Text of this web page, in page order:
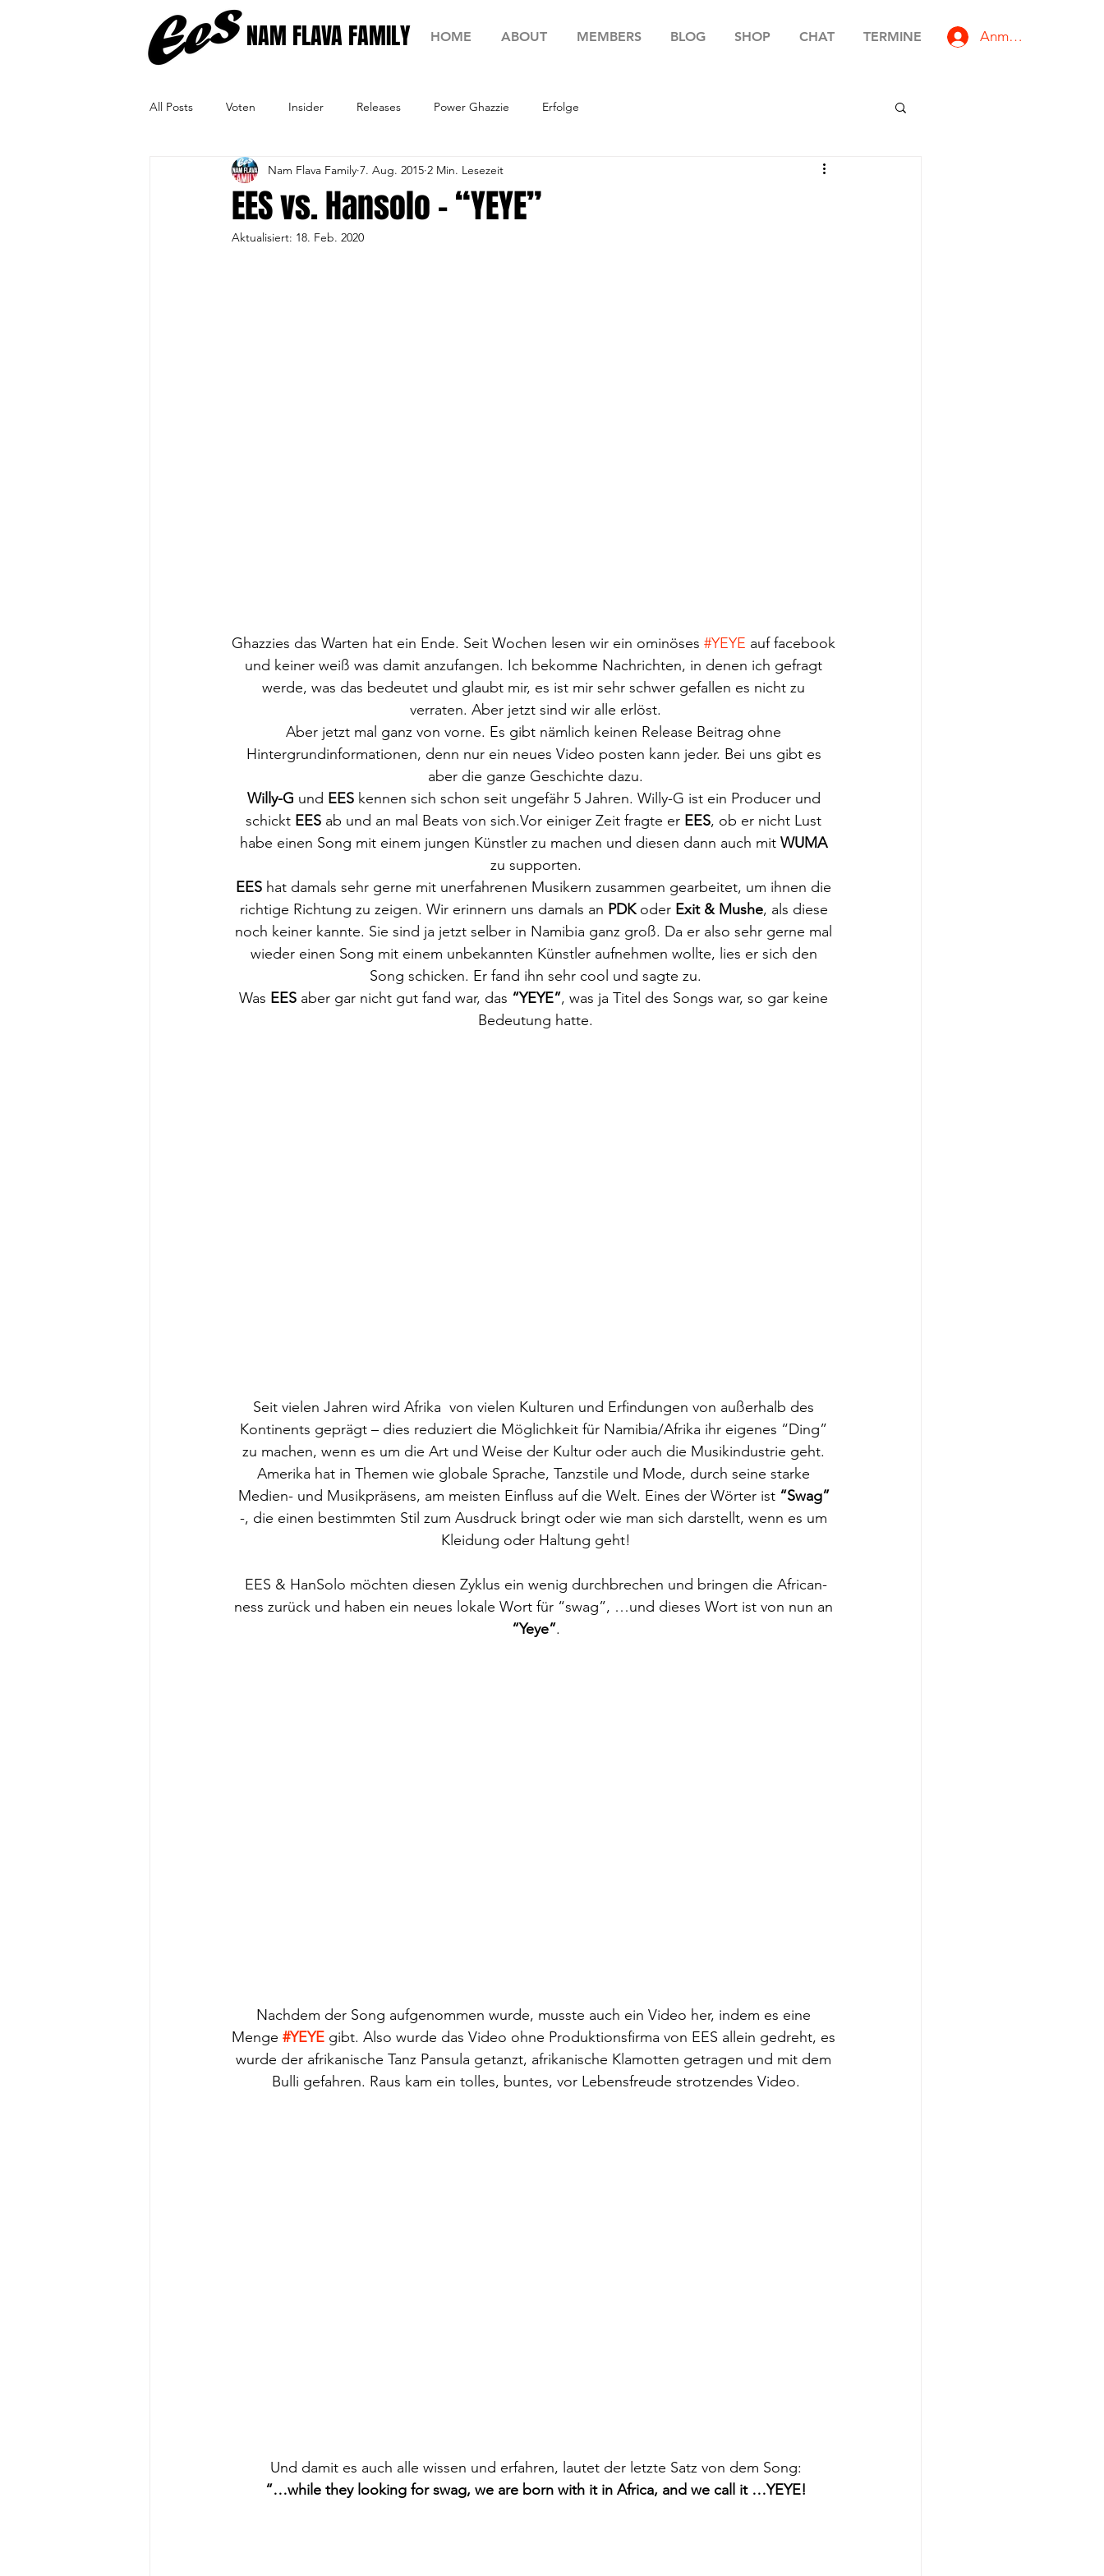
NAM FLAVA FAMILY HOME ABOUT MEMBERS BLOG SHOP CHAT TERMINE Anmelden
All Posts Voten Insider Releases Power Ghazzie Erfolge
EES vs. Hansolo – “YEYE”
Nam Flava Family 7. Aug. 2015 2 Min. Lesezeit
Aktualisiert: 18. Feb. 2020
Ghazzies das Warten hat ein Ende. Seit Wochen lesen wir ein ominöses #YEYE auf facebook
und keiner weiß was damit anzufangen. Ich bekomme Nachrichten, in denen ich gefragt
werde, was das bedeutet und glaubt mir, es ist mir sehr schwer gefallen es nicht zu
verraten. Aber jetzt sind wir alle erlöst.
Aber jetzt mal ganz von vorne. Es gibt nämlich keinen Release Beitrag ohne
Hintergrundinformationen, denn nur ein neues Video posten kann jeder. Bei uns gibt es
aber die ganze Geschichte dazu.
Willy-G und EES kennen sich schon seit ungefähr 5 Jahren. Willy-G ist ein Producer und
schickt EES ab und an mal Beats von sich.Vor einiger Zeit fragte er EES, ob er nicht Lust
habe einen Song mit einem jungen Künstler zu machen und diesen dann auch mit WUMA
zu supporten.
EES hat damals sehr gerne mit unerfahrenen Musikern zusammen gearbeitet, um ihnen die
richtige Richtung zu zeigen. Wir erinnern uns damals an PDK oder Exit & Mushe, als diese
noch keiner kannte. Sie sind ja jetzt selber in Namibia ganz groß. Da er also sehr gerne mal
wieder einen Song mit einem unbekannten Künstler aufnehmen wollte, lies er sich den
Song schicken. Er fand ihn sehr cool und sagte zu.
Was EES aber gar nicht gut fand war, das “YEYE”, was ja Titel des Songs war, so gar keine
Bedeutung hatte.
Seit vielen Jahren wird Afrika  von vielen Kulturen und Erfindungen von außerhalb des
Kontinents geprägt – dies reduziert die Möglichkeit für Namibia/Afrika ihr eigenes “Ding”
zu machen, wenn es um die Art und Weise der Kultur oder auch die Musikindustrie geht.
Amerika hat in Themen wie globale Sprache, Tanzstile und Mode, durch seine starke
Medien- und Musikpräsens, am meisten Einfluss auf die Welt. Eines der Wörter ist “Swag”
-, die einen bestimmten Stil zum Ausdruck bringt oder wie man sich darstellt, wenn es um
Kleidung oder Haltung geht!
EES & HanSolo möchten diesen Zyklus ein wenig durchbrechen und bringen die African-
ness zurück und haben ein neues lokale Wort für “swag”, …und dieses Wort ist von nun an
“Yeye”.
Nachdem der Song aufgenommen wurde, musste auch ein Video her, indem es eine
Menge #YEYE gibt. Also wurde das Video ohne Produktionsfirma von EES allein gedreht, es
wurde der afrikanische Tanz Pansula getanzt, afrikanische Klamotten getragen und mit dem
Bulli gefahren. Raus kam ein tolles, buntes, vor Lebensfreude strotzendes Video.
Und damit es auch alle wissen und erfahren, lautet der letzte Satz von dem Song:
“…while they looking for swag, we are born with it in Africa, and we call it …YEYE!